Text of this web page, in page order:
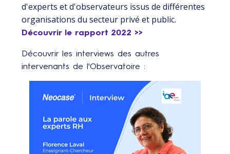
d'experts et d'observateurs issus de différentes
organisations du secteur privé et public.
Découvrir le rapport 2022 >>
Découvrir les interviews des autres
intervenants de l'Observatoire :